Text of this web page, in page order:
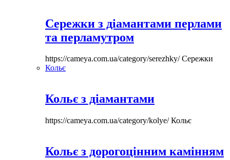
Сережки з діамантами перлами
та перламутром
https://cameya.com.ua/category/serezhky/Сережки
Кольє
Кольє з діамантами
https://cameya.com.ua/category/kolye/Кольє
Кольє з дорогоцінним камінням